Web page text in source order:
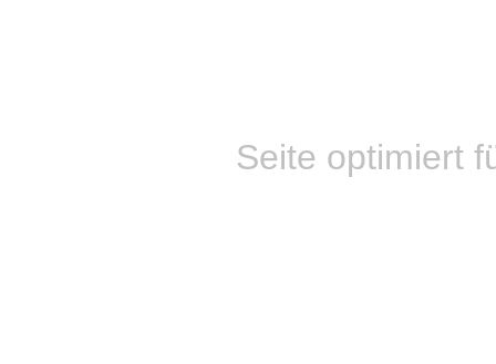
Seite optimiert